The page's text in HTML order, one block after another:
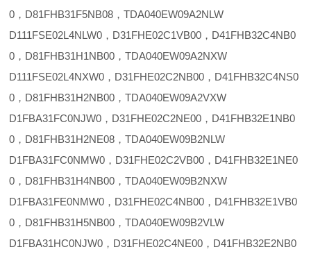
0，D81FHB31F5NB08，TDA040EW09A2NLW
D111FSE02L4NLW0，D31FHE02C1VB00，D41FHB32C4NB0
0，D81FHB31H1NB00，TDA040EW09A2NXW
D111FSE02L4NXW0，D31FHE02C2NB00，D41FHB32C4NS0
0，D81FHB31H2NB00，TDA040EW09A2VXW
D1FBA31FC0NJW0，D31FHE02C2NE00，D41FHB32E1NB0
0，D81FHB31H2NE08，TDA040EW09B2NLW
D1FBA31FC0NMW0，D31FHE02C2VB00，D41FHB32E1NE0
0，D81FHB31H4NB00，TDA040EW09B2NXW
D1FBA31FE0NMW0，D31FHE02C4NB00，D41FHB32E1VB0
0，D81FHB31H5NB00，TDA040EW09B2VLW
D1FBA31HC0NJW0，D31FHE02C4NE00，D41FHB32E2NB0